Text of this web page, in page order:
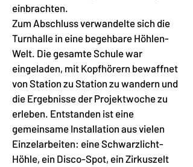
einbrachten.
Zum Abschluss verwandelte sich die
Turnhalle in eine begehbare Höhlen-
Welt. Die gesamte Schule war
eingeladen, mit Kopfhörern bewaffnet
von Station zu Station zu wandern und
die Ergebnisse der Projektwoche zu
erleben. Entstanden ist eine
gemeinsame Installation aus vielen
Einzelarbeiten: eine Schwarzlicht-
Höhle, ein Disco-Spot, ein Zirkuszelt